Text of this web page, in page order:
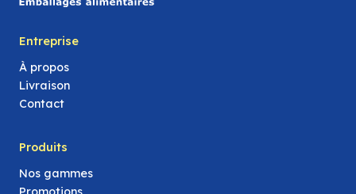
Entreprise
À propos
Livraison
Contact
Produits
Nos gammes